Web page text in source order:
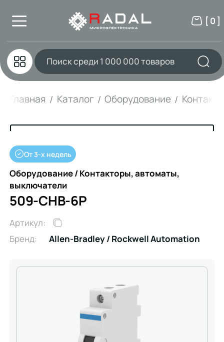
[ 0 ]
Главная Каталог Оборудование
От 3-х недель
Оборудование / Контакторы, автоматы,
выключатели
509-CHB-6P
Артикул:
Бренд:
Allen-Bradley / Rockwell Automation